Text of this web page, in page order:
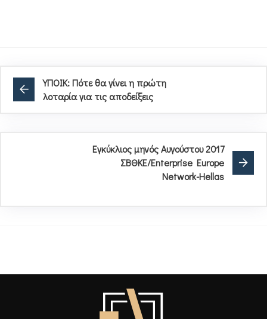
ΥΠΟΙΚ: Πότε θα γίνει η πρώτη
λοταρία για τις αποδείξεις
Εγκύκλιος μηνός Αυγούστου 2017
ΣΒΘΚΕ/Enterprise Europe
Network-Hellas